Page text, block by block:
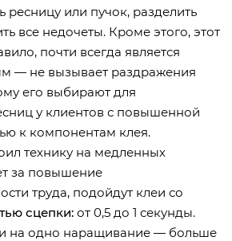
ресницу или пучок, разделить
все недочеты. Кроме этого, этот
почти всегда является
— не вызывает раздражения
его выбирают для
у клиентов с повышенной
к компонентам клея.
технику на медленных
за повышение
труда, подойдут клеи со
сцепки: от 0,5 до 1 секунды.
на одно наращивание — больше